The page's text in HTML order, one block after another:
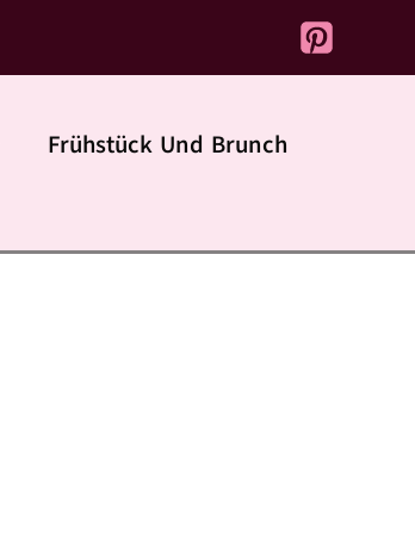
Frühstück Und Brunch